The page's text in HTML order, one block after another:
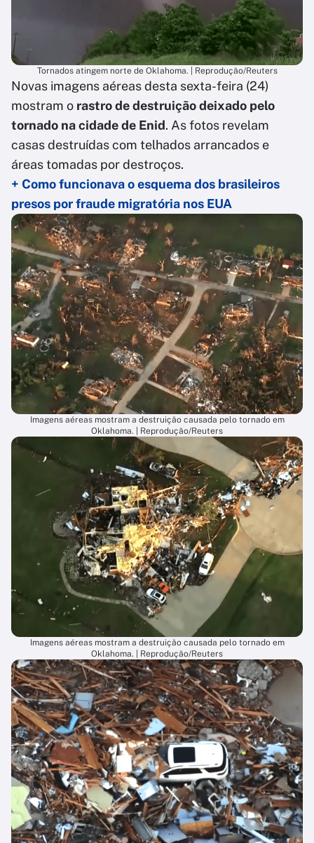
Tornados atingem norte de Oklahoma. | Reprodução/Reuters
Novas imagens aéreas desta sexta-feira (24)
mostram o rastro de destruição deixado pelo
tornado na cidade de Enid. As fotos revelam
casas destruídas com telhados arrancados e
áreas tomadas por destroços.
+ Como funcionava o esquema dos brasileiros
presos por fraude migratória nos EUA
Imagens aéreas mostram a destruição causada pelo tornado em
Oklahoma. | Reprodução/Reuters
Imagens aéreas mostram a destruição causada pelo tornado em
Oklahoma. | Reprodução/Reuters